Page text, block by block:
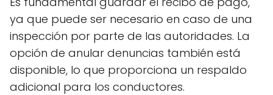
ya que puede ser necesario en caso de una
inspección por parte de las autoridades. La
opción de anular denuncias también está
disponible, lo que proporciona un respaldo
adicional para los conductores.